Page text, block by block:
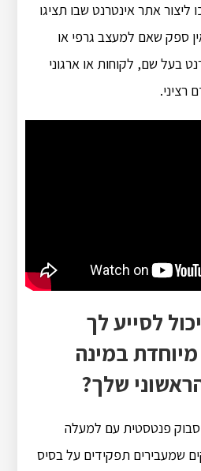
אתר אינטרנט שבו תציגו
ספק שאם למעצב גרפי או
בעל שם, לקוחות או ארגוני
רציני.
לסייע לך
במינה
שלך?
פנטסטית עם למעלה
שמעבירים תפקידים על בסיס